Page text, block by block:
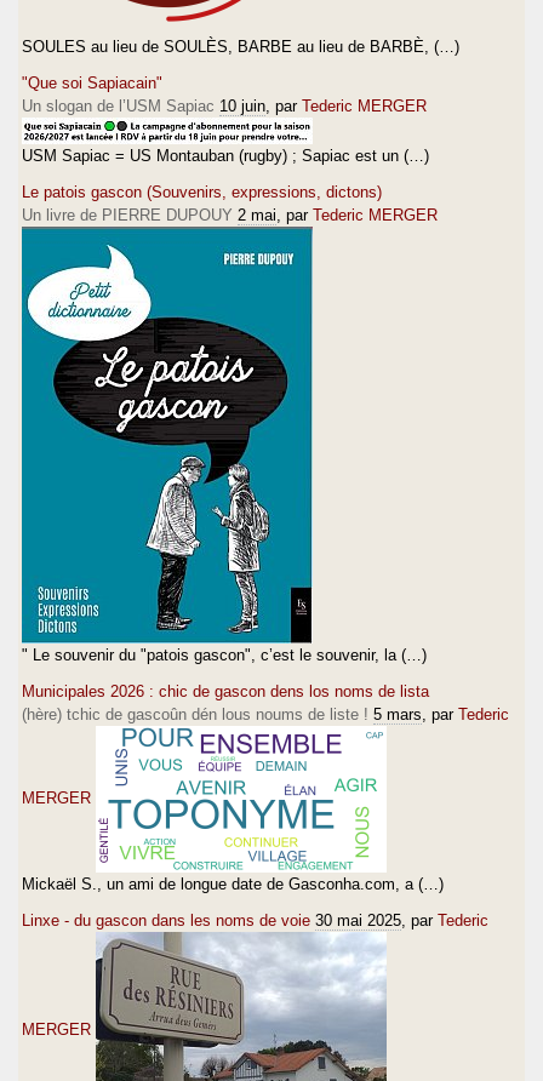
SOULES au lieu de SOULÈS, BARBE au lieu de BARBÈ, (…)
"Que soi Sapiacain"
Un slogan de l’USM Sapiac 10 juin , par Tederic MERGER
USM Sapiac = US Montauban (rugby) ; Sapiac est un (…)
Le patois gascon (Souvenirs, expressions, dictons)
Un livre de PIERRE DUPOUY 2 mai , par Tederic MERGER
" Le souvenir du "patois gascon", c’est le souvenir, la (…)
Municipales 2026 : chic de gascon dens los noms de lista
(hère) tchic de gascoûn dén lous noums de liste ! 5 mars , par Tederic
MERGER
Mickaël S., un ami de longue date de Gasconha.com, a (…)
Linxe - du gascon dans les noms de voie 30 mai 2025 , par Tederic
MERGER